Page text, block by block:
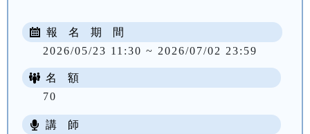
報 名 期 間
2026/05/23 11:30 ~ 2026/07/02 23:59
名 額
70
講 師